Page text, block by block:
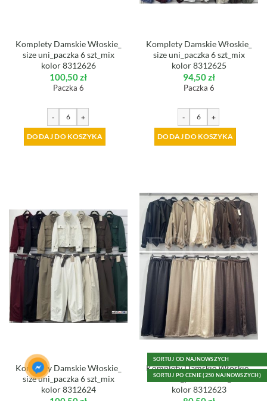
Komplety Damskie Włoskie_
size uni_paczka 6 szt_mix
kolor 8312626
100,50zł
Paczka 6
- +
DODAJ DO KOSZYKA
Komplety Damskie Włoskie_
size uni_paczka 6 szt_mix
kolor 8312625
94,50zł
Paczka 6
- +
DODAJ DO KOSZYKA
Komplety Damskie Włoskie_
size uni_paczka 6 szt_mix
kolor 8312624
Komplety Damskie Włoskie_
size uni_paczka 6 szt_mix
kolor 8312623
SORTUJ OD NAJNOWSZYCH
SORTUJ PO CENIE (250 NAJNOWSZYCH)